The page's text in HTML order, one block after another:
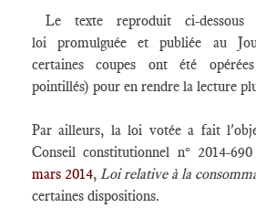
Le texte reproduit ci-
loi promulguée et publiée au
certaines coupes ont été
pointillés) pour en rendre la lecture
Par ailleurs, la loi votée a fait
Conseil constitutionnel n° 2014-
mars 2014, Loi relative à la
certaines dispositions.